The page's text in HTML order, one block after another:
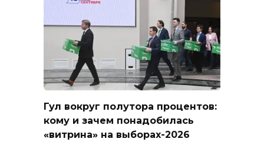
Гул вокруг полутора процентов:
кому и зачем понадобилась
«витрина» на выборах-2026